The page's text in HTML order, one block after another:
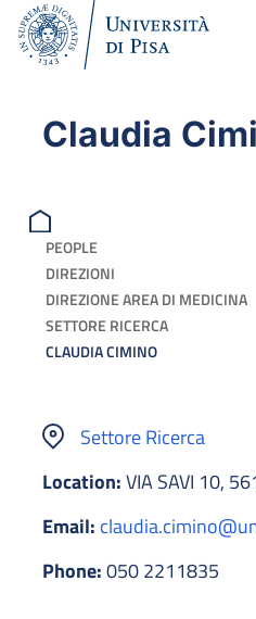
Claudia
PEOPLE
DIREZIONI
DIREZIONE AREA DI MEDICINA
SETTORE RICERCA
CLAUDIA CIMINO
Settore Ricerca
Location:VIA SAVI 10,
Email:
Phone:050 2211835